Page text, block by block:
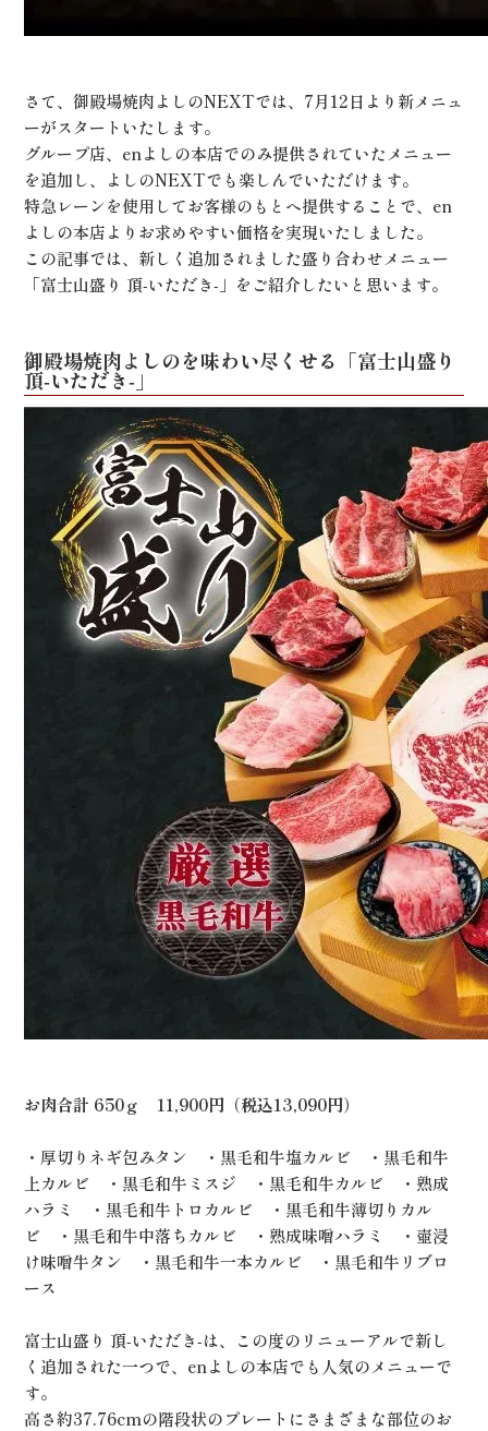
さて、御殿場焼肉よしのNEXTでは、7月12日より新メニュ
ーがスタートいたします。
グループ店、enよしの本店でのみ提供されていたメニュー
を追加し、よしのNEXTでも楽しんでいただけます。
特急レーンを使用してお客様のもとへ提供することで、en
よしの本店よりお求めやすい価格を実現いたしました。
この記事では、新しく追加されました盛り合わせメニュー
「富士山盛り 頂‐いただき‐」をご紹介したいと思います。
御殿場焼肉よしのを味わい尽くせる「富士山盛り
頂‐いただき‐」
お肉合計 650ｇ 11,900円（税込13,090円）
・厚切りネギ包みタン ・黒毛和牛塩カルビ ・黒毛和牛
上カルビ ・黒毛和牛ミスジ ・黒毛和牛カルビ ・熟成
ハラミ ・黒毛和牛トロカルビ ・黒毛和牛薄切りカル
ビ ・黒毛和牛中落ちカルビ ・熟成味噌ハラミ ・壺浸
け味噌牛タン ・黒毛和牛一本カルビ ・黒毛和牛リブロ
ース
富士山盛り 頂‐いただき‐は、この度のリニューアルで新し
く追加された一つで、enよしの本店でも人気のメニューで
す。
高さ約37.76cmの階段状のプレートにさまざまな部位のお